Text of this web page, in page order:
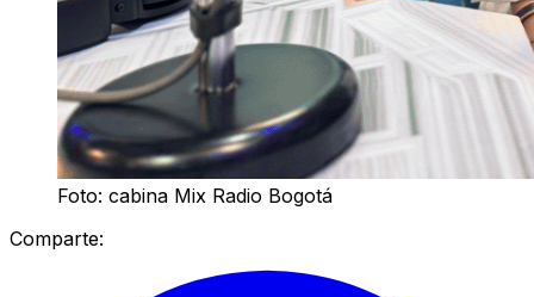
Foto: cabina Mix Radio Bogotá
Comparte: